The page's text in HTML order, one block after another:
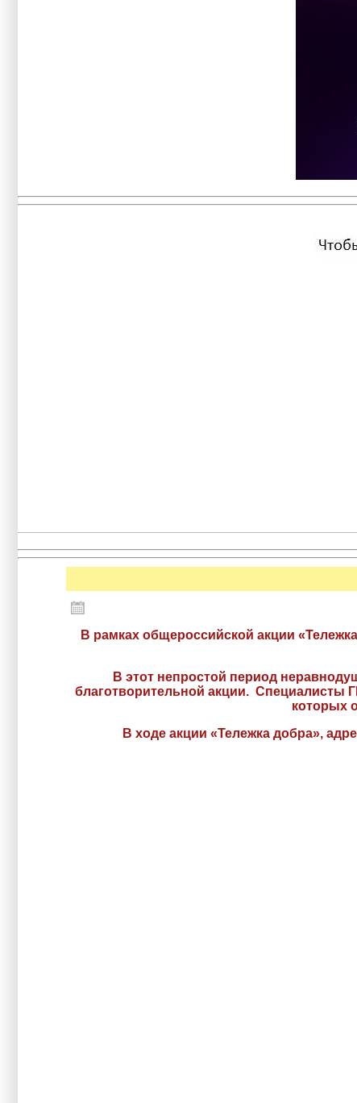
В рамках общероссийской акции
В этот непростой период
благотворительной акции.
которых
В ходе акции «Тележка добра»,